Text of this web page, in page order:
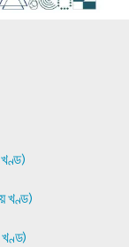
খণ্ড)
খণ্ড)
খণ্ড)